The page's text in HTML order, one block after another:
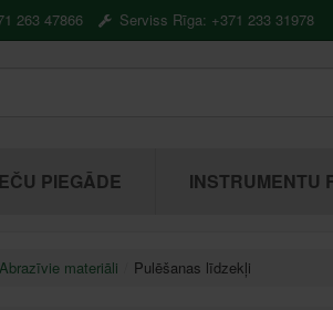
263 47866 Serviss Rīga: +371 233 31978
PIEGĀDE INSTRUMENTU
Abrazīvie materiāli Pulēšanas līdzekļi